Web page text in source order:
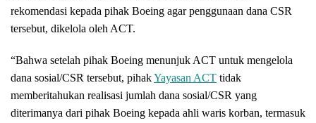
rekomendasi kepada pihak Boeing agar penggunaan dana CSR
tersebut, dikelola oleh ACT.
“Bahwa setelah pihak Boeing menunjuk ACT untuk mengelola
dana sosial/CSR tersebut, pihakYayasan ACT tidak
memberitahukan realisasi jumlah dana sosial/CSR yang
diterimanya dari pihak Boeing kepada ahli waris korban, termasuk